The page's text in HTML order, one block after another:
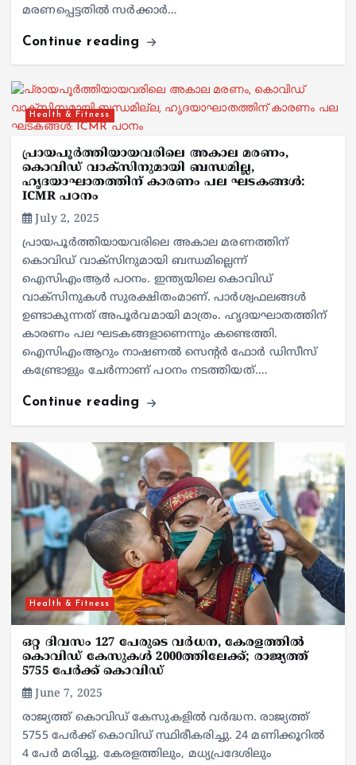
മരണപ്പെട്ടതിൽ സർക്കാർ…
Continue reading
Health & Fitness
പ്രായപൂർത്തിയായവരിലെ അകാല മരണം,
കൊവിഡ് വാക്‌സിനുമായി ബന്ധമില്ല,
ഹൃദയാഘാതത്തിന് കാരണം പല ഘടകങ്ങൾ:
ICMR പഠനം
July 2, 2025
പ്രായപൂർത്തിയായവരിലെ അകാല മരണത്തിന്
കൊവിഡ് വാക്‌സിനുമായി ബന്ധമില്ലെന്ന്
ഐസിഎംആർ പഠനം. ഇന്ത്യയിലെ കൊവിഡ്
വാക്‌സിനുകൾ സുരക്ഷിതംമാണ്. പാർശ്വഫലങ്ങൾ
ഉണ്ടാകുന്നത് അപൂർവമായി മാത്രം. ഹൃദയഘാതത്തിന്
കാരണം പല ഘടകങ്ങളാണെന്നും കണ്ടെത്തി.
ഐസിഎംആറും നാഷണൽ സെന്റർ ഫോർ ഡിസീസ്
കണ്ട്രോളും ചേർന്നാണ് പഠനം നടത്തിയത്.…
Continue reading
Health & Fitness
ഒറ്റ ദിവസം 127 പേരുടെ വർധന, കേരളത്തിൽ
കൊവിഡ് കേസുകൾ 2000ത്തിലേക്ക്; രാജ്യത്ത്
5755 പേർക്ക് കൊവിഡ്
June 7, 2025
രാജ്യത്ത് കൊവിഡ് കേസുകളിൽ വർദ്ധന. രാജ്യത്ത്
5755 പേർക്ക് കൊവിഡ് സ്ഥിരീകരിച്ചു. 24 മണിക്കൂറിൽ
4 പേർ മരിച്ചു. കേരളത്തിലും, മധ്യപ്രദേശിലും